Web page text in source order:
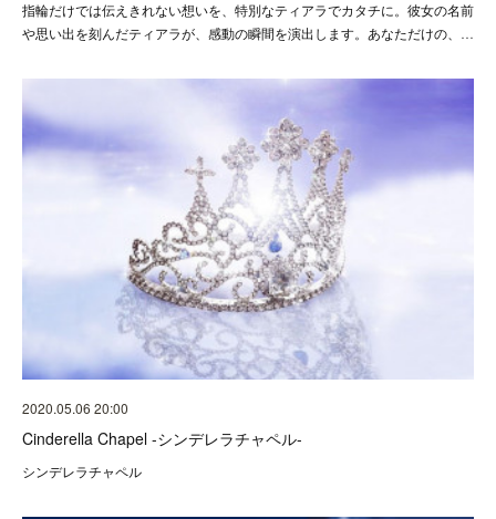
指輪だけでは伝えきれない想いを、特別なティアラでカタチに。彼女の名前
や思い出を刻んだティアラが、感動の瞬間を演出します。あなただけの、…
2020.05.06 20:00
Cinderella Chapel -シンデレラチャペル-
シンデレラチャペル